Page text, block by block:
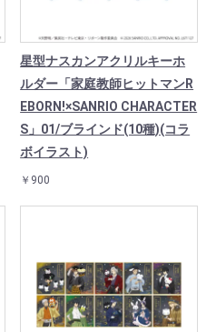
星型ナスカンアクリルキーホ
ルダー「家庭教師ヒットマンR
EBORN!×SANRIO CHARACTER
S」01/ブラインド(10種)(コラ
ボイラスト)
￥900